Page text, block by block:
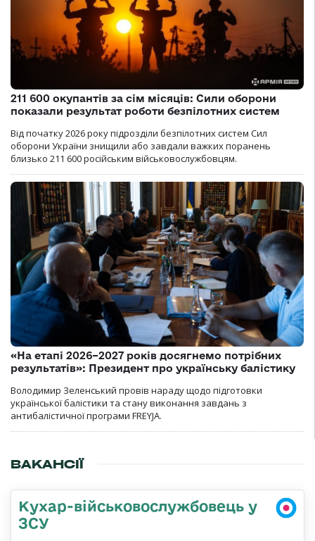
211 600 окупантів за сім місяців: Сили оборони
показали результат роботи безпілотних систем
Від початку 2026 року підрозділи безпілотних систем Сил
оборони України знищили або завдали важких поранень
близько 211 600 російським військовослужбовцям.
«На етапі 2026–2027 років досягнемо потрібних
результатів»: Президент про українську балістику
Володимир Зеленський провів нараду щодо підготовки
української балістики та стану виконання завдань з
антибалістичної програми FREYJA.
ВАКАНСІЇ
Кухар-військовослужбовець у
ЗСУ